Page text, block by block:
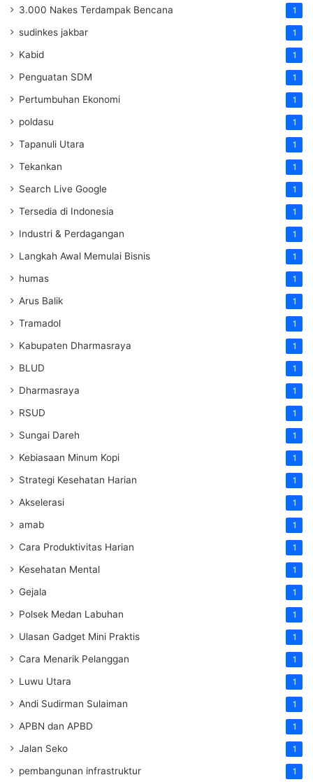
3.000 Nakes Terdampak Bencana 1
sudinkes jakbar 1
Kabid 1
Penguatan SDM ‎ 1
Pertumbuhan Ekonomi 1
poldasu 1
Tapanuli Utara 1
Tekankan 1
Search Live Google 1
Tersedia di Indonesia 1
Industri & Perdagangan 1
Langkah Awal Memulai Bisnis 1
humas 1
Arus Balik 1
Tramadol 1
Kabupaten Dharmasraya 1
BLUD 1
Dharmasraya 1
RSUD 1
Sungai Dareh 1
Kebiasaan Minum Kopi 1
Strategi Kesehatan Harian 1
Akselerasi 1
amab 1
Cara Produktivitas Harian 1
Kesehatan Mental 1
Gejala 1
Polsek Medan Labuhan 1
Ulasan Gadget Mini Praktis 1
Cara Menarik Pelanggan 1
Luwu Utara 1
Andi Sudirman Sulaiman 1
APBN dan APBD 1
Jalan Seko 1
pembangunan infrastruktur 1